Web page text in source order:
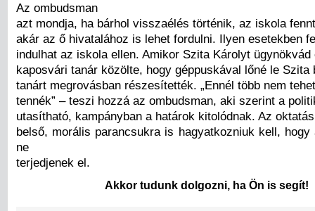
Az ombudsman
azt mondja, ha bárhol visszaélés történik, az iskola
akár az ő hivatalához is lehet fordulni. Ilyen esetekben
indulhat az iskola ellen. Amikor Szita Károlyt ügynökvád
kaposvári tanár közölte, hogy géppuskával lőné le Szita
tanárt megrovásban részesítették. „Ennél több nem
tennék” – teszi hozzá az ombudsman, aki szerint a
utasítható, kampányban a határok kitolódnak. Az
belső, morális parancsukra is hagyatkozniuk kell,
ne
terjedjenek el.
Akkor tudunk dolgozni, ha Ön is segít!